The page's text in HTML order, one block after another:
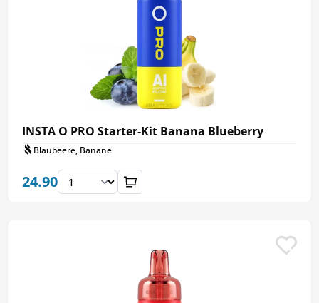
INSTA O PRO Starter-Kit Banana Blueberry
Blaubeere, Banane
24.90